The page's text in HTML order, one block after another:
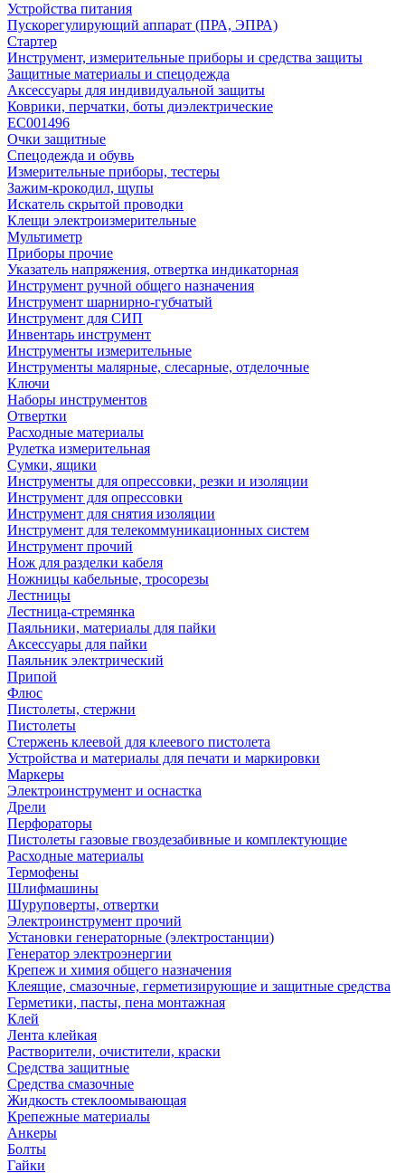
Устройства питания
Пускорегулирующий аппарат (ПРА, ЭПРА)
Стартер
Инструмент, измерительные приборы и средства защиты
Защитные материалы и спецодежда
Аксессуары для индивидуальной защиты
Коврики, перчатки, боты диэлектрические
EC001496
Очки защитные
Спецодежда и обувь
Измерительные приборы, тестеры
Зажим-крокодил, щупы
Искатель скрытой проводки
Клещи электроизмерительные
Мультиметр
Приборы прочие
Указатель напряжения, отвертка индикаторная
Инструмент ручной общего назначения
Инструмент шарнирно-губчатый
Инструмент для СИП
Инвентарь инструмент
Инструменты измерительные
Инструменты малярные, слесарные, отделочные
Ключи
Наборы инструментов
Отвертки
Расходные материалы
Рулетка измерительная
Сумки, ящики
Инструменты для опрессовки, резки и изоляции
Инструмент для опрессовки
Инструмент для снятия изоляции
Инструмент для телекоммуникационных систем
Инструмент прочий
Нож для разделки кабеля
Ножницы кабельные, тросорезы
Лестницы
Лестница-стремянка
Паяльники, материалы для пайки
Аксессуары для пайки
Паяльник электрический
Припой
Флюс
Пистолеты, стержни
Пистолеты
Стержень клеевой для клеевого пистолета
Устройства и материалы для печати и маркировки
Маркеры
Электроинструмент и оснастка
Дрели
Перфораторы
Пистолеты газовые гвоздезабивные и комплектующие
Расходные материалы
Термофены
Шлифмашины
Шуруповерты, отвертки
Электроинструмент прочий
Установки генераторные (электростанции)
Генератор электроэнергии
Крепеж и химия общего назначения
Клеящие, смазочные, герметизирующие и защитные средства
Герметики, пасты, пена монтажная
Клей
Лента клейкая
Растворители, очистители, краски
Средства защитные
Средства смазочные
Жидкость стеклоомывающая
Крепежные материалы
Анкеры
Болты
Гайки